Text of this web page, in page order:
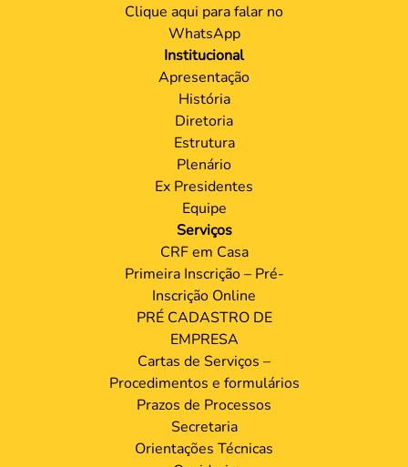
Clique aqui para falar no
WhatsApp
Institucional
Apresentação
História
Diretoria
Estrutura
Plenário
Ex Presidentes
Equipe
Serviços
CRF em Casa
Primeira Inscrição – Pré-
Inscrição Online
PRÉ CADASTRO DE
EMPRESA
Cartas de Serviços –
Procedimentos e formulários
Prazos de Processos
Secretaria
Orientações Técnicas